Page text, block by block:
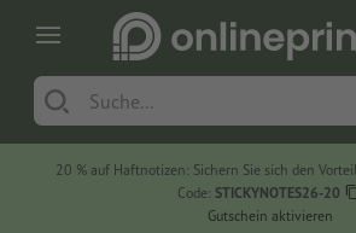
20 % auf Haftnotizen: Sichern Sie sich den
Code: STICKYNOTES26-20
Gutschein aktivieren